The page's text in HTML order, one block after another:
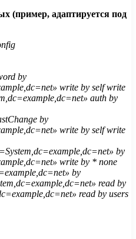
(пример, адаптируется под
by
write by self write
auth by
by
write by self write
by
write by * none
by
read by
read by users